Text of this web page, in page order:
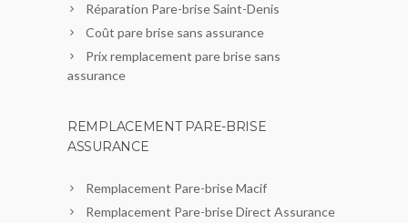
Réparation Pare-brise Saint-Denis
Coût pare brise sans assurance
Prix remplacement pare brise sans
assurance
REMPLACEMENT PARE-BRISE
ASSURANCE
Remplacement Pare-brise Macif
Remplacement Pare-brise Direct Assurance